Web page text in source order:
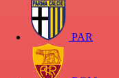
PAR